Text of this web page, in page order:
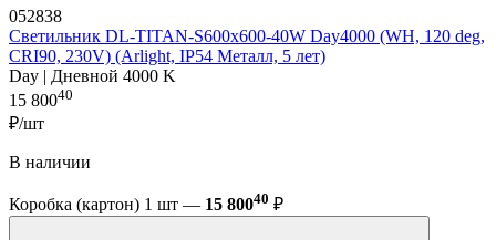
052838
Светильник DL-TITAN-S600x600-40W Day4000 (WH, 120 deg,
CRI90, 230V) (Arlight, IP54 Металл, 5 лет)
Day | Дневной 4000 K
15 80040
₽/шт
В наличии
Коробка (картон) 1 шт — 15 80040 ₽